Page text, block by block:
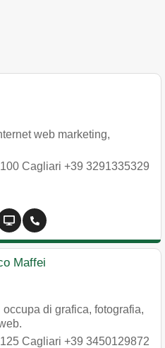
web marketing,
Cagliari +39 3291335329
Maffei
di grafica, fotografia,
Cagliari +39 3450129872